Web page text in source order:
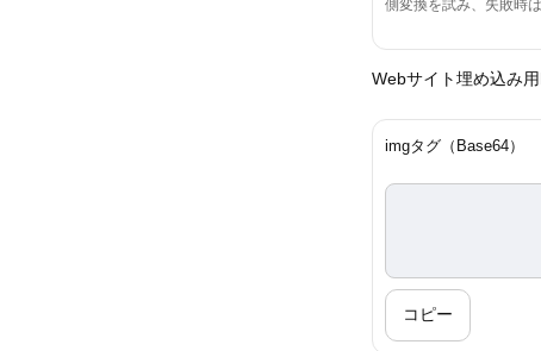
側変換を試み、失敗時
Webサイト埋め込み用
imgタグ（Base64）
コピー